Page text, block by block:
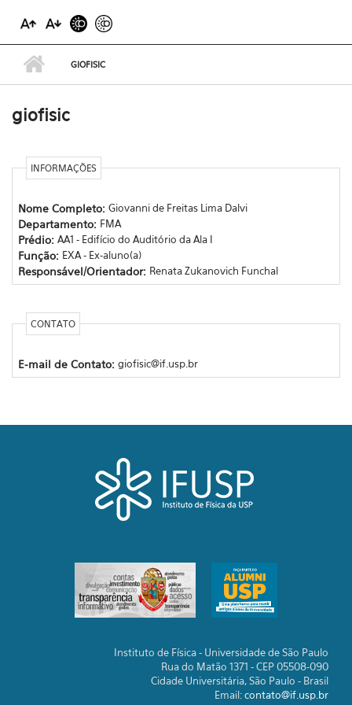
GIOFISIC
giofisic
INFORMAÇÕES
Nome Completo: Giovanni de Freitas Lima Dalvi
Departamento: FMA
Prédio: AA1 - Edifício do Auditório da Ala I
Função: EXA - Ex-aluno(a)
Responsável/Orientador: Renata Zukanovich Funchal
CONTATO
E-mail de Contato: giofisic@if.usp.br
Instituto de Física - Universidade de São Paulo
Rua do Matão 1371 - CEP 05508-090
Cidade Universitária, São Paulo - Brasil
Email:contato@if.usp.br